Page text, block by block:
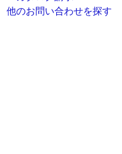
他のお問い合わせを探す